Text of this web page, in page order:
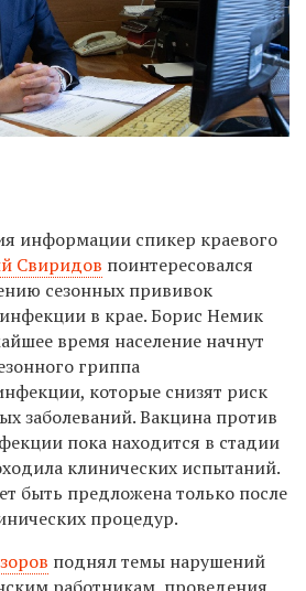
информации спикер краевого
Свиридов поинтересовался
сезонных прививок
в крае. Борис Немик
время население начнут
гриппа
которые снизят риск
заболеваний. Вакцина против
пока находится в стадии
клинических испытаний.
быть предложена только после
процедур.
поднял темы нарушений